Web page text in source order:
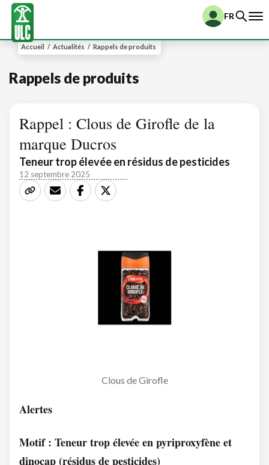
FR
Accueil / Actualités / Rappels de produits
Rappels de produits
Rappel : Clous de Girofle de la
marque Ducros
Teneur trop élevée en résidus de pesticides
12 septembre 2025
Clous de Girofle
Alertes
Motif : Teneur trop élevée en pyriproxyfène et
dinocap (résidus de pesticides)